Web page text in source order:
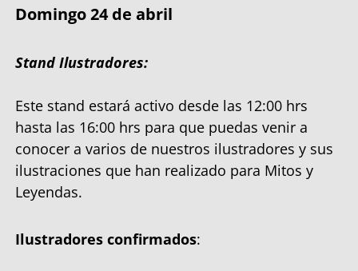
Domingo 24 de abril
Stand Ilustradores:
Este stand estará activo desde las 12:00 hrs
hasta las 16:00 hrs para que puedas venir a
conocer a varios de nuestros ilustradores y sus
ilustraciones que han realizado para Mitos y
Leyendas.
Ilustradores confirmados: